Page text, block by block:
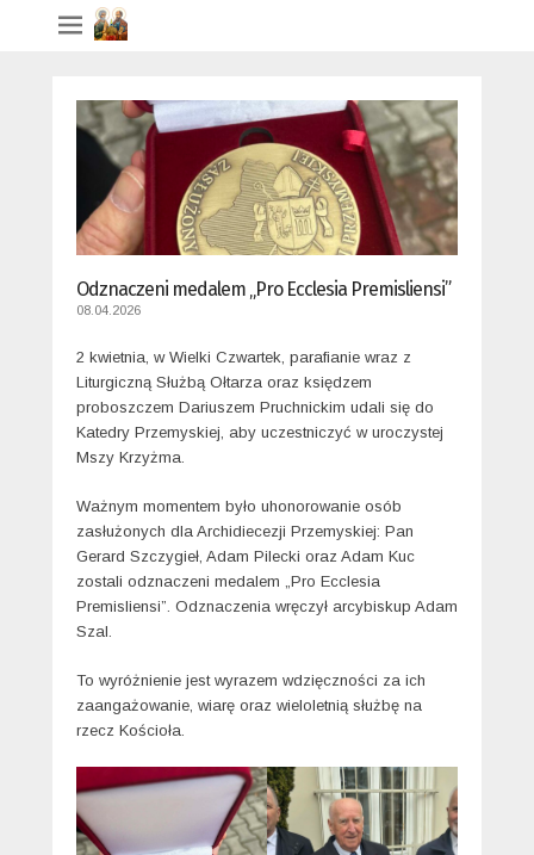
Odznaczeni medalem „Pro Ecclesia Premisliensi”
08.04.2026
2 kwietnia, w Wielki Czwartek, parafianie wraz z
Liturgiczną Służbą Ołtarza oraz księdzem
proboszczem Dariuszem Pruchnickim udali się do
Katedry Przemyskiej, aby uczestniczyć w uroczystej
Mszy Krzyżma.
Ważnym momentem było uhonorowanie osób
zasłużonych dla Archidiecezji Przemyskiej: Pan
Gerard Szczygieł, Adam Pilecki oraz Adam Kuc
zostali odznaczeni medalem „Pro Ecclesia
Premisliensi”. Odznaczenia wręczył arcybiskup Adam
Szal.
To wyróżnienie jest wyrazem wdzięczności za ich
zaangażowanie, wiarę oraz wieloletnią służbę na
rzecz Kościoła.